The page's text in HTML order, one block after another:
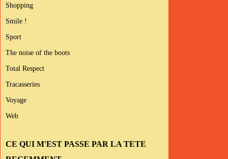
Shopping
Smile !
Sport
The noise of the boots
Total Respect
Tracasseries
Voyage
Web
CE QUI M'EST PASSE PAR LA TETE